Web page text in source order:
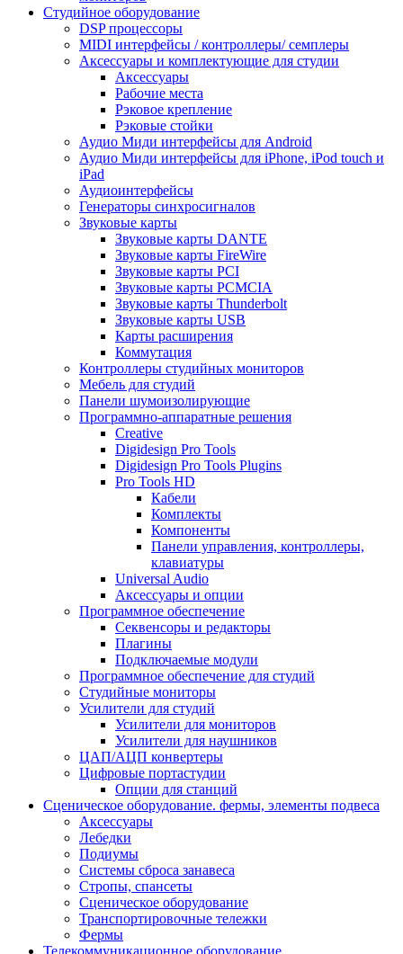
Студийное оборудование
DSP процессоры
MIDI интерфейсы / контроллеры/ семплеры
Аксессуары и комплектующие для студии
Аксессуары
Рабочие места
Рэковое крепление
Рэковые стойки
Аудио Миди интерфейсы для Android
Аудио Миди интерфейсы для iPhone, iPod touch и
iPad
Аудиоинтерфейсы
Генераторы синхросигналов
Звуковые карты
Звуковые карты DANTE
Звуковые карты FireWire
Звуковые карты PCI
Звуковые карты PCMCIA
Звуковые карты Thunderbolt
Звуковые карты USB
Карты расширения
Коммутация
Контроллеры студийных мониторов
Мебель для студий
Панели шумоизолирующие
Программно-аппаратные решения
Creative
Digidesign Pro Tools
Digidesign Pro Tools Plugins
Pro Tools HD
Кабели
Комплекты
Компоненты
Панели управления, контроллеры,
клавиатуры
Universal Audio
Аксессуары и опции
Программное обеспечение
Cеквенсоры и редакторы
Плагины
Подключаемые модули
Программное обеспечение для студий
Студийные мониторы
Усилители для студий
Усилители для мониторов
Усилители для наушников
ЦАП/АЦП конвертеры
Цифровые портастудии
Опции для станций
Сценическое оборудование. фермы, элементы подвеса
Аксессуары
Лебедки
Подиумы
Системы сброса занавеса
Стропы, спансеты
Сценическое оборудование
Транспортировочные тележки
Фермы
Телекоммуникационное оборудование